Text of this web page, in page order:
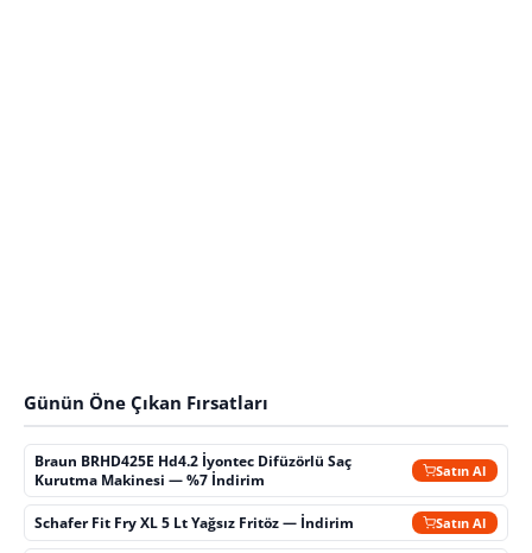
Günün Öne Çıkan Fırsatları
Braun BRHD425E Hd4.2 İyontec Difüzörlü Saç
Kurutma Makinesi — %7 İndirim
Satın Al
Schafer Fit Fry XL 5 Lt Yağsız Fritöz — İndirim Satın Al